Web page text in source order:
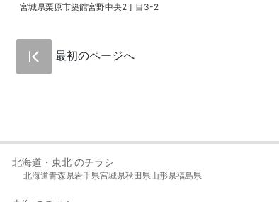
宮城県栗原市築館宮野中央2丁目3-2
最初のページへ
北海道・東北 のチラシ
北海道青森県岩手県宮城県秋田県山形県福島県